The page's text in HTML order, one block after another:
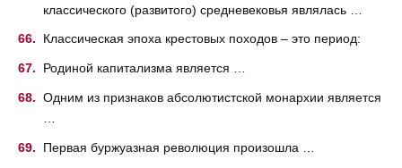
классического (развитого) средневековья являлась …
Классическая эпоха крестовых походов – это период:
Родиной капитализма является …
Одним из признаков абсолютистской монархии является
Первая буржуазная революция произошла …